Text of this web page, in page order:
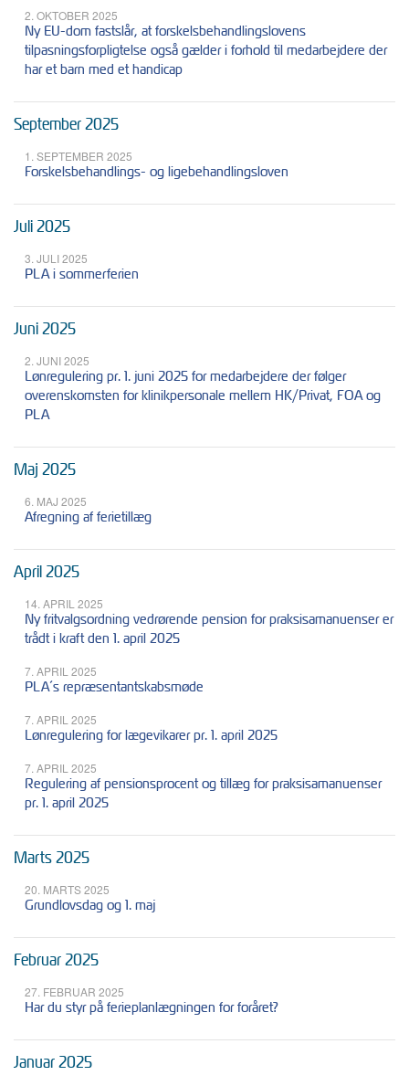
2. OKTOBER 2025
Ny EU-dom fastslår, at forskelsbehandlingslovens
tilpasningsforpligtelse også gælder i forhold til medarbejdere der
har et barn med et handicap
September 2025
1. SEPTEMBER 2025
Forskelsbehandlings- og ligebehandlingsloven
Juli 2025
3. JULI 2025
PLA i sommerferien
Juni 2025
2. JUNI 2025
Lønregulering pr. 1. juni 2025 for medarbejdere der følger
overenskomsten for klinikpersonale mellem HK/Privat, FOA og
PLA
Maj 2025
6. MAJ 2025
Afregning af ferietillæg
April 2025
14. APRIL 2025
Ny fritvalgsordning vedrørende pension for praksisamanuenser er
trådt i kraft den 1. april 2025
7. APRIL 2025
PLA´s repræsentantskabsmøde
7. APRIL 2025
Lønregulering for lægevikarer pr. 1. april 2025
7. APRIL 2025
Regulering af pensionsprocent og tillæg for praksisamanuenser
pr. 1. april 2025
Marts 2025
20. MARTS 2025
Grundlovsdag og 1. maj
Februar 2025
27. FEBRUAR 2025
Har du styr på ferieplanlægningen for foråret?
Januar 2025